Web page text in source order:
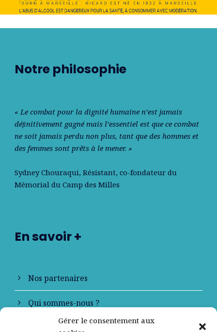
Gérer le consentement aux
Notre philosophie
« Le combat pour la dignité humaine n’est jamais
déﬁnitivement gagné mais l’essentiel est que ce combat
ne soit jamais perdu non plus, tant que des hommes et
des femmes sont prêts à le mener. »
Sydney Chouraqui, Résistant, co-fondateur du
Mémorial du Camp des Milles
En savoir +
Nos partenaires
Qui sommes-nous ?
Contactez-nous